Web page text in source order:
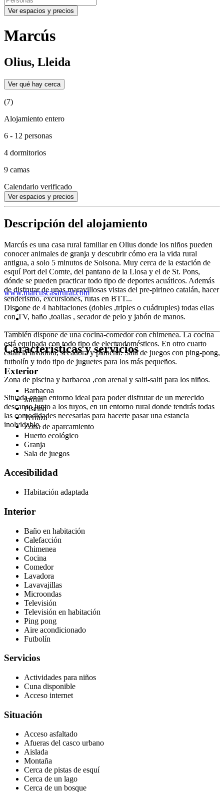
Ver espacios y precios
Marcús
Olius, Lleida
Ver qué hay cerca
(7)
Alojamiento entero
6 - 12 personas
4 dormitorios
9 camas
Calendario verificado
Ver espacios y precios
Descripción del alojamiento
Marcús es una casa rural familiar en Olius donde los niños pueden
conocer animales de granja y descubrir cómo era la vida rural
antigua, a solo 5 minutos de Solsona. Muy cerca de la estación de
esquí Port del Comte, del pantano de la Llosa y el de St. Pons,
dónde se pueden practicar todo tipo de deportes acuáticos. Además
de disfrutar de unas maravillosas vistas del pre-pirineo catalán, hacer
senderismo, excursiones, rutas en BTT...
Dispone de 4 habitaciones (dobles ,triples o cuádruples) todas ellas
con TV, baño ,toallas , secador de pelo y jabón de manos.
También dispone de una cocina-comedor con chimenea. La cocina
está equipada con todo tipo de electrodomésticos. En otro cuarto
están la lavadora, secadora y plancha. Sala de juegos con ping-pong,
futbolín y todo tipo de juguetes para los más pequeños.
Zona de piscina y barbacoa ,con arenal y salti-salti para los niños.
Situada en un entorno ideal para poder disfrutar de un merecido
descanso junto a los tuyos, en un entorno rural donde tendrás todas
las comodidades necesarias para hacerte pasar una estancia
inolvidable.
www.marcuscasarural.com
Características y servicios
Exterior
Barbacoa
Jardín
Piscina
Terraza
Zona de aparcamiento
Huerto ecológico
Granja
Sala de juegos
Accesibilidad
Habitación adaptada
Interior
Baño en habitación
Calefacción
Chimenea
Cocina
Comedor
Lavadora
Lavavajillas
Microondas
Televisión
Televisión en habitación
Ping pong
Aire acondicionado
Futbolín
Servicios
Actividades para niños
Cuna disponible
Acceso internet
Situación
Acceso asfaltado
Afueras del casco urbano
Aislada
Montaña
Cerca de pistas de esquí
Cerca de un lago
Cerca de un bosque